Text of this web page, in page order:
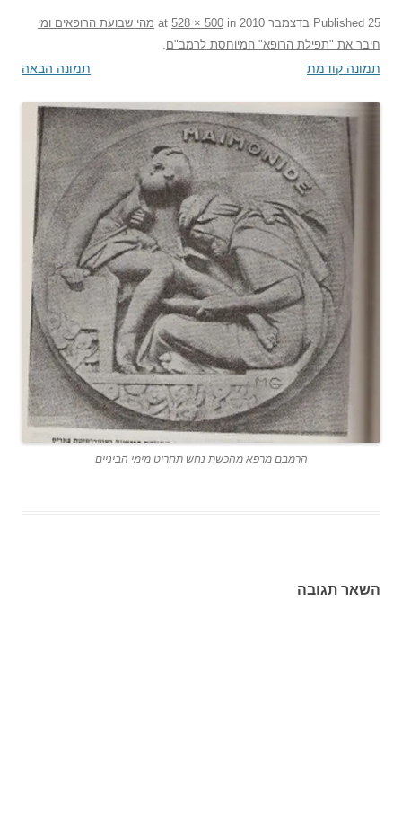
Published 25 בדצמבר 2010 528 × 500 in
מהי שבועת הרופאים ומי
חיבר את "תפילת הרופא" המיוחסת לרמב"ם
תמונה קודמת תמונה הבאה
הרמבם מרפא מהכשת נחש תחריט מימי הביניים
השאר תגובה